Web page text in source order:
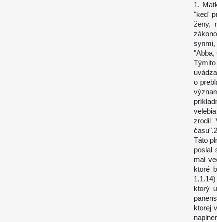
1.
"keď
ženy,
"Abba,
o
zrodil
času".2
Táto
poslal
mal
ktoré
ktorý
ktorej